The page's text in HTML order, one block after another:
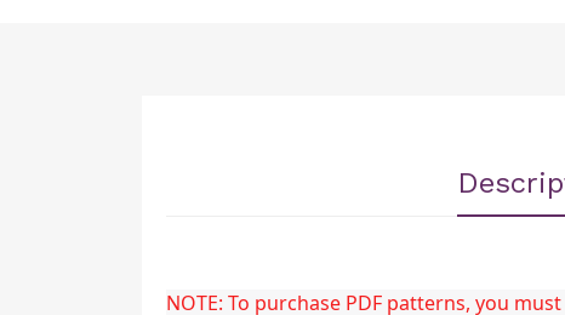
NOTE: To purchase PDF patterns, you